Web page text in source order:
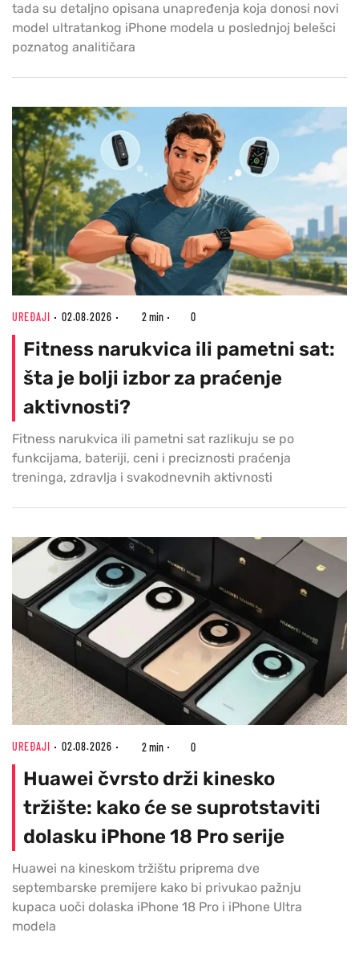
tada su detaljno opisana unapređenja koja donosi novi
model ultratankog iPhone modela u poslednjoj belešci
poznatog analitičara
UREĐAJI 02.08.2026 2 min 0
Fitness narukvica ili pametni sat:
šta je bolji izbor za praćenje
aktivnosti?
Fitness narukvica ili pametni sat razlikuju se po
funkcijama, bateriji, ceni i preciznosti praćenja
treninga, zdravlja i svakodnevnih aktivnosti
UREĐAJI 02.08.2026 2 min 0
Huawei čvrsto drži kinesko
tržište: kako će se suprotstaviti
dolasku iPhone 18 Pro serije
Huawei na kineskom tržištu priprema dve
septembarske premijere kako bi privukao pažnju
kupaca uoči dolaska iPhone 18 Pro i iPhone Ultra
modela